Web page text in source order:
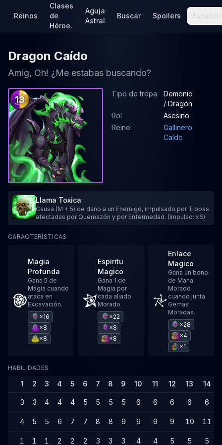
Reinos
Clases
de
Héroe.
Aguja
Astral
Buscar Spoilers Español
Dragon Caído
Amig, Oh! ¿Me estabas buscando?
13
Tipo de tropa
Demonio
/ Dragón
Rol
Asesino
Reino
Gallinero
Caído
Llama Toxica
Causa (M + 5) de daño a un Enemigo, impulsado por Tropas
afectadas por Quemazón y por Enfermedad. (Impulso: x6)
CARACTERÍSTICAS
Magia
Profunda
Gana 5 de
Magia cuando
ataca en
Excavación.
×16
×8
×8
Espiritu
Magico
Gana 1 de
Magia por
cada aliado
Morado.
×22
×8
×8
Enlace
Magico
Gana un bono
de Mana
Morado
cuando junta
Gemas
Moradas.
×28
×4
×1
HABILIDADES
1 2 3 4 5 6 7 8 9 10 11 12 13 14
3 3 4 4 4 5 5 5 5 6 6 6 6 6
4 5 5 6 7 7 8 8 9 9 9 9 10 11
1 1 1 2 2 2 3 3 3 4 4 5 5 5